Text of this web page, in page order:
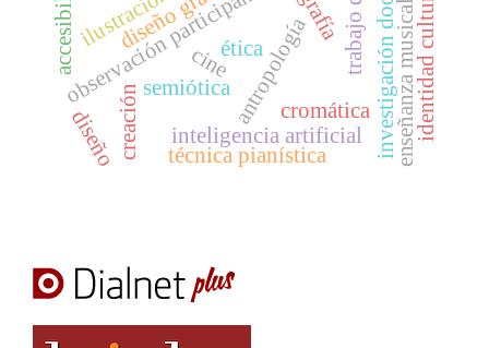
cineantropología
observación participante
ilustración
cromática
inteligencia artificial
semiótica
creación enseñanza musical
técnica pianística
identidad cultural
ética
diseño